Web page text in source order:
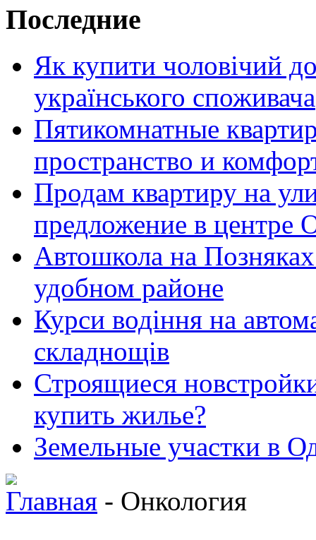
Последние
Як купити чоловічий
українського споживача
Пятикомнатные
пространство и
Продам квартиру на
предложение в центре
Автошкола на
удобном районе
Курси водіння на
складнощів
Строящиеся
купить жилье?
Земельные участки в
Главная - Онкология